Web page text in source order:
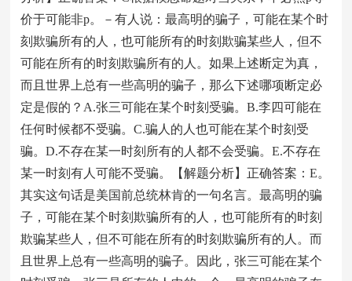
价于可能非p。－有人说：最高明的骗子，可能在某个时
刻欺骗所有的人，也可能所有的时刻欺骗某些人，但不
可能在所有的时刻欺骗所有的人。如果上述断定为真，
而且世界上总有一些高明的骗子，那么下述哪项断定必
定是假的？A.张三可能在某个时刻受骗。B.李四可能在
任何时候都不受骗。C.骗人的人也可能在某个时刻受
骗。D.不存在某一时刻所有的人都不会受骗。E.不存在
某一时刻有人可能不受骗。【解题分析】正确答案：E。
其实这句话是美国前总统林肯的一句名言。最高明的骗
子，可能在某个时刻欺骗所有的人，也可能所有的时刻
欺骗某些人，但不可能在所有的时刻欺骗所有的人。而
且世界上总有一些高明的骗子。因此，张三可能在某个